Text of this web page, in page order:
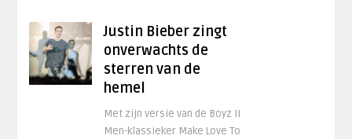
Justin Bieber zingt
onverwachts de
sterren van de
hemel
Met zijn versie van de Boyz II
Men-klassieker Make Love To